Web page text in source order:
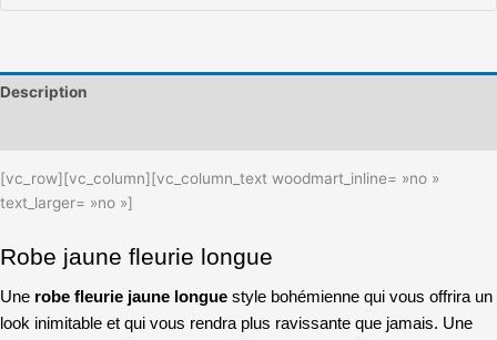
Description
[vc_row][vc_column][vc_column_text woodmart_inline= »no »
text_larger= »no »]
Robe jaune fleurie longue
Une robe fleurie jaune longue style bohémienne qui vous offrira un
look inimitable et qui vous rendra plus ravissante que jamais. Une